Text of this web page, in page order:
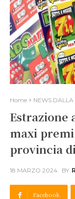
Home NEWS
Estrazione
maxi
provincia
18 MARZO 2024 BY
Facebook